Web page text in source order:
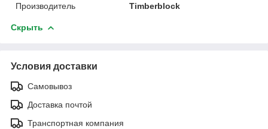
Производитель
Timberblock
Скрыть
Условия доставки
Самовывоз
Доставка почтой
Транспортная компания